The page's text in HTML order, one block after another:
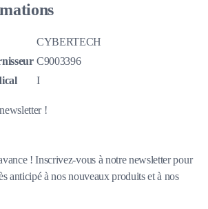
CYBERTECH
C9003396
I
!
! Inscrivez-vous à notre newsletter pour
anticipé à nos nouveaux produits et à nos